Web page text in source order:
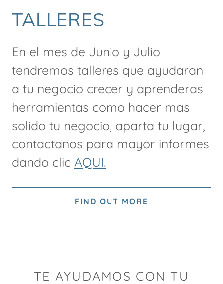
TALLERES
En el mes de Junio y Julio
tendremos talleres que ayudaran
a tu negocio crecer y aprenderas
herramientas como hacer mas
solido tu negocio, aparta tu lugar,
contactanos para mayor informes
dando clic AQUI.
FIND OUT MORE
TE AYUDAMOS CON TU